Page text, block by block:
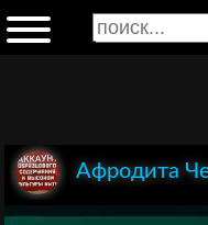
Афродита